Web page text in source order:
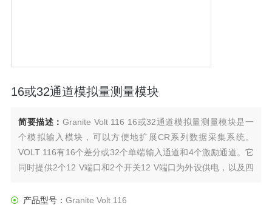
16或32通道模拟量测量模块
简要描述：Granite Volt 116 16或32通道模拟量测量模块是一
个模拟输入模块，可以方便地扩展CR系列数据采集系统。
VOLT 116有16个差分或32个单端输入通道和4个激励通道。它
同时提供2个12 V端口和2个开关12 V端口为外设供电，以及四
产品型号： Granite Volt 116